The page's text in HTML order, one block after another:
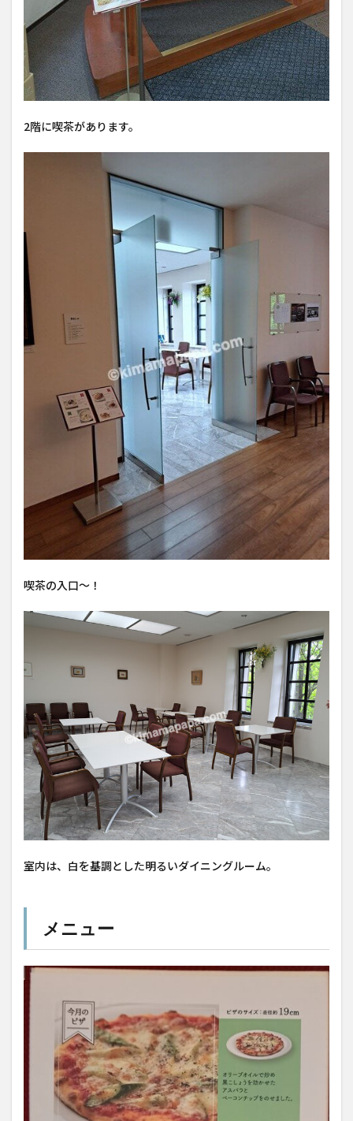
2階に喫茶があります。
喫茶の入口〜！
室内は、白を基調とした明るいダイニングルーム。
メニュー